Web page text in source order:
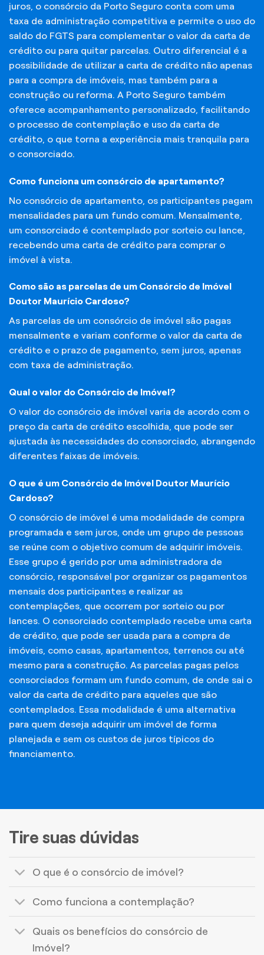
juros, o consórcio da Porto Seguro conta com uma
taxa de administração competitiva e permite o uso do
saldo do FGTS para complementar o valor da carta de
crédito ou para quitar parcelas. Outro diferencial é a
possibilidade de utilizar a carta de crédito não apenas
para a compra de imóveis, mas também para a
construção ou reforma. A Porto Seguro também
oferece acompanhamento personalizado, facilitando
o processo de contemplação e uso da carta de
crédito, o que torna a experiência mais tranquila para
o consorciado.
Como funciona um consórcio de apartamento?
No consórcio de apartamento, os participantes pagam
mensalidades para um fundo comum. Mensalmente,
um consorciado é contemplado por sorteio ou lance,
recebendo uma carta de crédito para comprar o
imóvel à vista.
Como são as parcelas de um Consórcio de Imóvel
Doutor Maurício Cardoso?
As parcelas de um consórcio de imóvel são pagas
mensalmente e variam conforme o valor da carta de
crédito e o prazo de pagamento, sem juros, apenas
com taxa de administração.
Qual o valor do Consórcio de Imóvel?
O valor do consórcio de imóvel varia de acordo com o
preço da carta de crédito escolhida, que pode ser
ajustada às necessidades do consorciado, abrangendo
diferentes faixas de imóveis.
O que é um Consórcio de Imóvel Doutor Maurício
Cardoso?
O consórcio de imóvel é uma modalidade de compra
programada e sem juros, onde um grupo de pessoas
se reúne com o objetivo comum de adquirir imóveis.
Esse grupo é gerido por uma administradora de
consórcio, responsável por organizar os pagamentos
mensais dos participantes e realizar as
contemplações, que ocorrem por sorteio ou por
lances. O consorciado contemplado recebe uma carta
de crédito, que pode ser usada para a compra de
imóveis, como casas, apartamentos, terrenos ou até
mesmo para a construção. As parcelas pagas pelos
consorciados formam um fundo comum, de onde sai o
valor da carta de crédito para aqueles que são
contemplados. Essa modalidade é uma alternativa
para quem deseja adquirir um imóvel de forma
planejada e sem os custos de juros típicos do
financiamento.
Tire suas dúvidas
O que é o consórcio de imóvel?
Como funciona a contemplação?
Quais os benefícios do consórcio de
Imóvel?